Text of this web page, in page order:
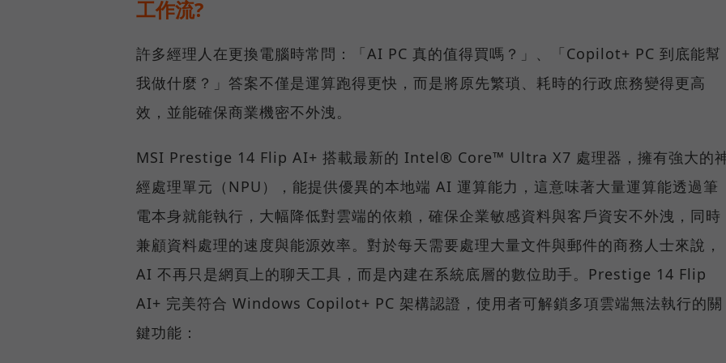
工作流?
許多經理人在更換電腦時常問：「AI PC 真的值得買嗎？」、「Copilot+ PC 到底能幫
我做什麼？」答案不僅是運算跑得更快，而是將原先繁瑣、耗時的行政庶務變得更高
效，並能確保商業機密不外洩。
MSI Prestige 14 Flip AI+ 搭載最新的 Intel® Core™ Ultra X7 處理器，擁有強大的
經處理單元（NPU），能提供優異的本地端 AI 運算能力，這意味著大量運算能透過筆
電本身就能執行，大幅降低對雲端的依賴，確保企業敏感資料與客戶資安不外洩，同時
兼顧資料處理的速度與能源效率。對於每天需要處理大量文件與郵件的商務人士來說，
AI 不再只是網頁上的聊天工具，而是內建在系統底層的數位助手。Prestige 14 Flip
AI+ 完美符合 Windows Copilot+ PC 架構認證，使用者可解鎖多項雲端無法執行的關
鍵功能：